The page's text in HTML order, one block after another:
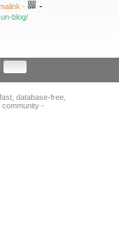
- -
blog/
database-free,
-